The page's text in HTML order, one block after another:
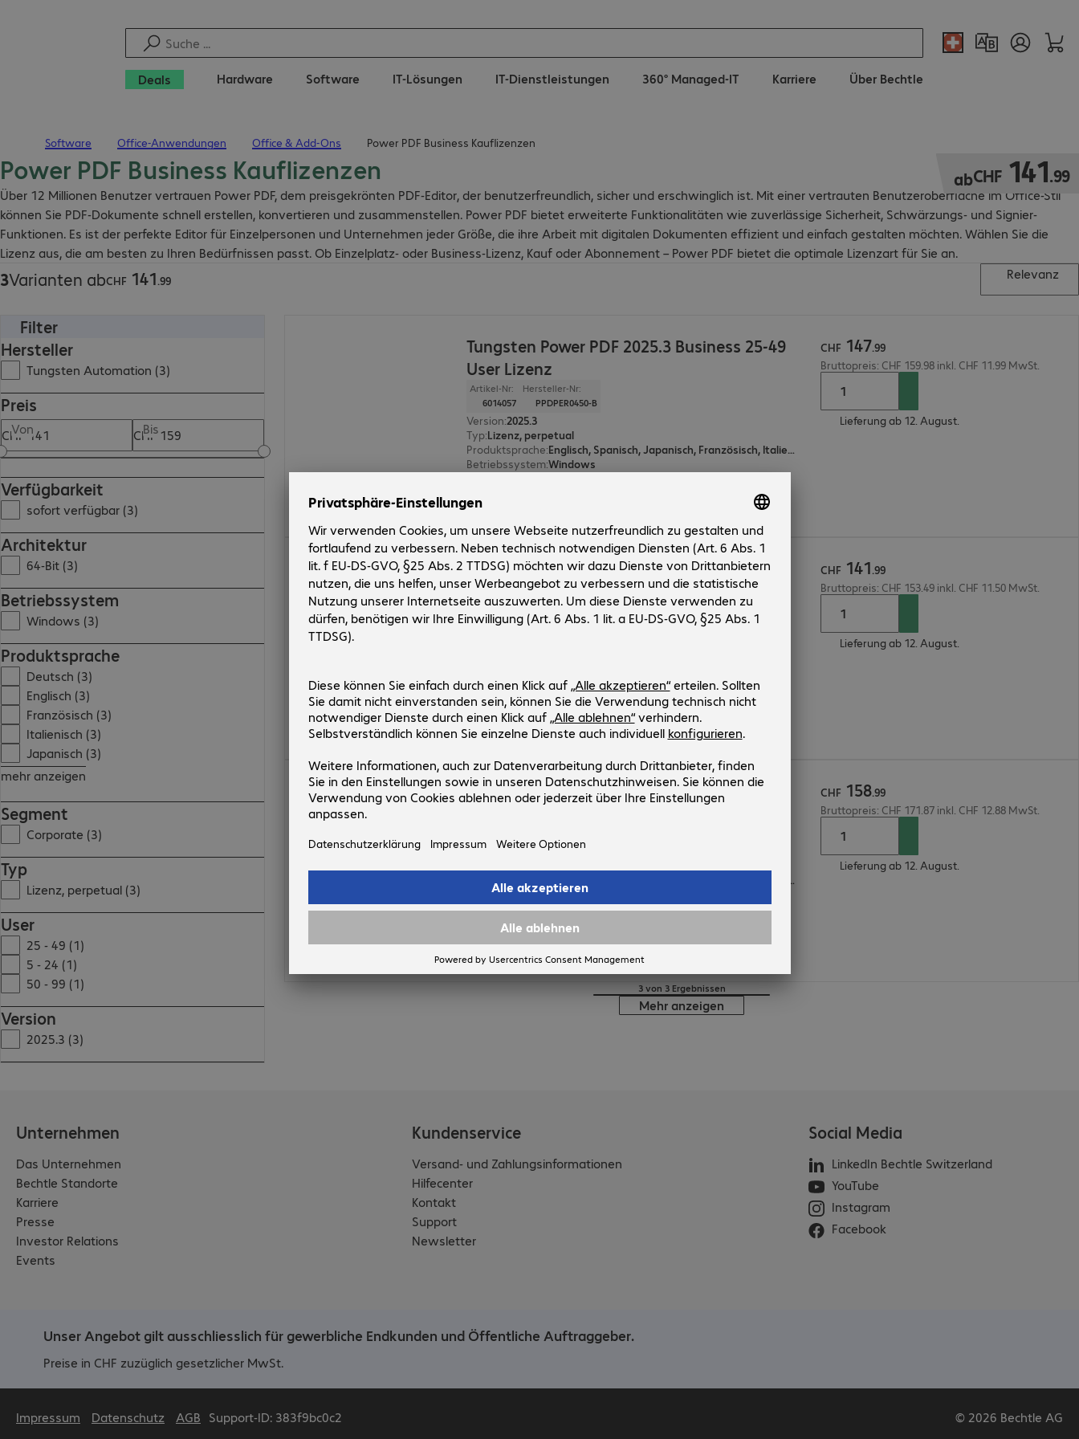
Deals Hardware Software IT-Lösungen IT-Dienstleistungen 360° Managed-IT Karriere Über Bechtle
Software Office-Anwendungen Office & Add-Ons Power PDF Business Kauflizenzen
Power PDF Business Kauflizenzen
Über 12 Millionen Benutzer vertrauen Power PDF, dem preisgekrönten PDF-Editor, der benutzerfreundlich, sicher und erschwinglich ist. Mit einer vertrauten Benutzeroberfläche im Office-Stil
können Sie PDF-Dokumente schnell erstellen, konvertieren und zusammenstellen. Power PDF bietet erweiterte Funktionalitäten wie zuverlässige Sicherheit, Schwärzungs- und Signier-
Funktionen. Es ist der perfekte Editor für Einzelpersonen und Unternehmen jeder Größe, die ihre Arbeit mit digitalen Dokumenten effizient und einfach gestalten möchten. Wählen Sie die
Lizenz aus, die am besten zu Ihren Bedürfnissen passt. Ob Einzelplatz- oder Business-Lizenz, Kauf oder Abonnement – Power PDF bietet die optimale Lizenzart für Sie an.
abCHF 141.99
CHF 141.99
3Varianten abCHF 141.99
CHF 141.99
Relevanz
Filter
Hersteller
Tungsten Automation (3)
Preis
Von Bis
Verfügbarkeit
sofort verfügbar (3)
Architektur
64-Bit (3)
Betriebssystem
Windows (3)
Produktsprache
Deutsch (3)
Englisch (3)
Französisch (3)
Italienisch (3)
Japanisch (3)
mehr anzeigen
Segment
Corporate (3)
Typ
Lizenz, perpetual (3)
User
25 - 49 (1)
5 - 24 (1)
50 - 99 (1)
Version
2025.3 (3)
Tungsten Power PDF 2025.3 Business 25-49
User Lizenz
Artikel-Nr:
6014057
Hersteller-Nr:
PPDPER0450-B
Version:2025.3
Typ:Lizenz, perpetual
Produktsprache:
Englisch, Spanisch, Japanisch, Französisch, Italienisch, Deutsch
Betriebssystem:Windows
CHF 147.99
Bruttopreis: CHF 159.98 inkl. CHF 11.99 MwSt.
Lieferung ab 12. August.
Tungsten Power PDF 2025.3 Business 50-99
User Lizenz
6008305
Hersteller-Nr:
PPDPER0450-C
Segment:Corporate
User:50 - 99
CHF 141.99
CHF 141.99
Bruttopreis: CHF 153.49 inkl. CHF 11.50 MwSt.
Lieferung ab 12. August.
Tungsten Power PDF 2025.3 Business 5-24
4978831
PPDPER0450-A
Englisch, Spanisch, Japanisch, Französisch, Italienisch, Deutsch
Version:2025.3
Segment:Corporate
Architektur 64-Bit
CHF 158.99
CHF 158.99
Bruttopreis: CHF 171.87 inkl. CHF 12.88 MwSt.
Lieferung ab 12. August.
3 von 3 Ergebnissen
Mehr anzeigen
Unternehmen
Das Unternehmen
Bechtle Standorte
Karriere
Presse
Investor Relations
Events
Kundenservice
Versand- und Zahlungsinformationen
Hilfecenter
Kontakt
Support
Newsletter
Social Media
LinkedIn Bechtle Switzerland
YouTube
Instagram
Facebook
Unser Angebot gilt ausschliesslich für gewerbliche Endkunden und Öffentliche Auftraggeber.
Preise in CHF zuzüglich gesetzlicher MwSt.
Impressum Datenschutz AGB Support-ID: 383f9bc0c2 © 2026 Bechtle AG